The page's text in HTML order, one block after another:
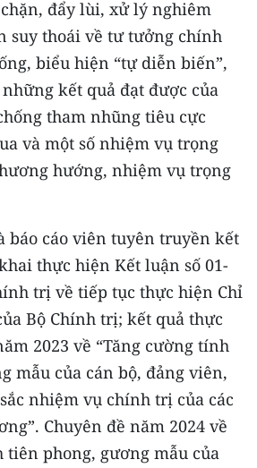
đẩy lùi, xử lý nghiêm
suy thoái về tư tưởng chính
biểu hiện “tự diễn biến”,
những kết quả đạt được của
tham nhũng tiêu cực
và một số nhiệm vụ trọng
hướng, nhiệm vụ trọng
báo cáo viên tuyên truyền kết
thực hiện Kết luận số 01-
trị về tiếp tục thực hiện Chỉ
Bộ Chính trị; kết quả thực
2023 về “Tăng cường tính
mẫu của cán bộ, đảng viên,
nhiệm vụ chính trị của các
Chuyên đề năm 2024 về
tiên phong, gương mẫu của